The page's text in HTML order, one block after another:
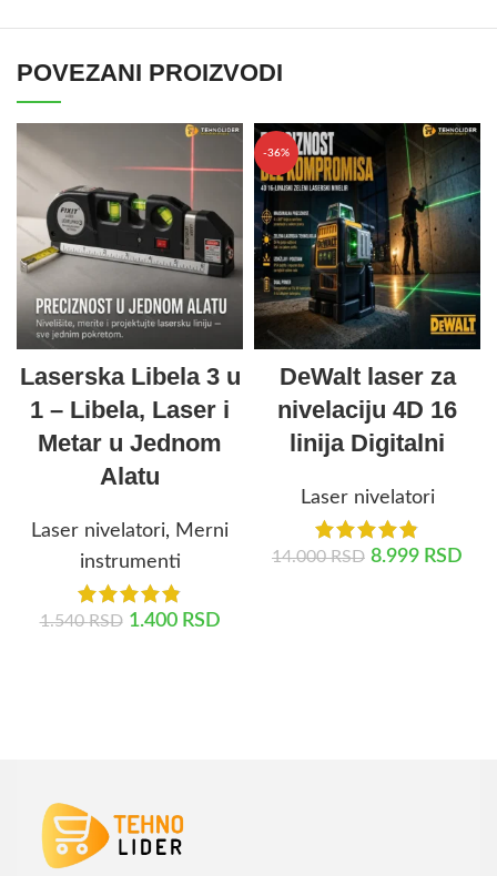
POVEZANI PROIZVODI
Laserska Libela 3 u
1 – Libela, Laser i
Metar u Jednom
Alatu
Laser nivelatori, Merni
instrumenti
1.540RSD 1.400 RSD
-36%
DeWalt laser za
nivelaciju 4D 16
linija Digitalni
Laser nivelatori
14.000RSD 8.999 RSD